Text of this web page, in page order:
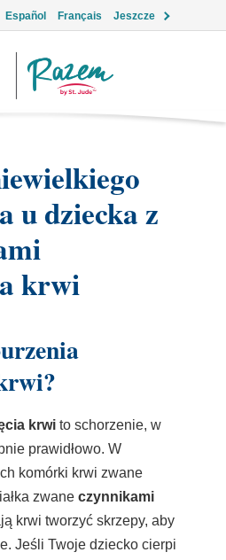
Español Français Jeszcze
Logo
u dziecka z
krwi
krwito schorzenie, w
prawidłowo. W
komórki krwi zwane
zwane czynnikami
krwi tworzyć skrzepy, aby
Jeśli Twoje dziecko cierpi